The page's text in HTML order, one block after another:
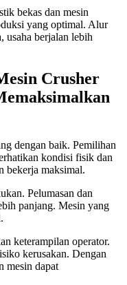
bekas dan mesin
yang optimal. Alur
usaha berjalan lebih
Crusher
dengan baik. Pemilihan
kondisi fisik dan
bekerja maksimal.
Pelumasan dan
panjang. Mesin yang
keterampilan operator.
kerusakan. Dengan
mesin dapat